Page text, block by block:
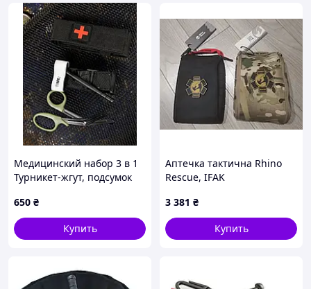
Медицинский набор 3 в 1
Турникет-жгут, подсумок
тактические медицинские
ножницы EMT черный
ВТ5408
650 ₴
Купить
Аптечка тактична Rhino
Rеscue, IFAK
3 381 ₴
Купить